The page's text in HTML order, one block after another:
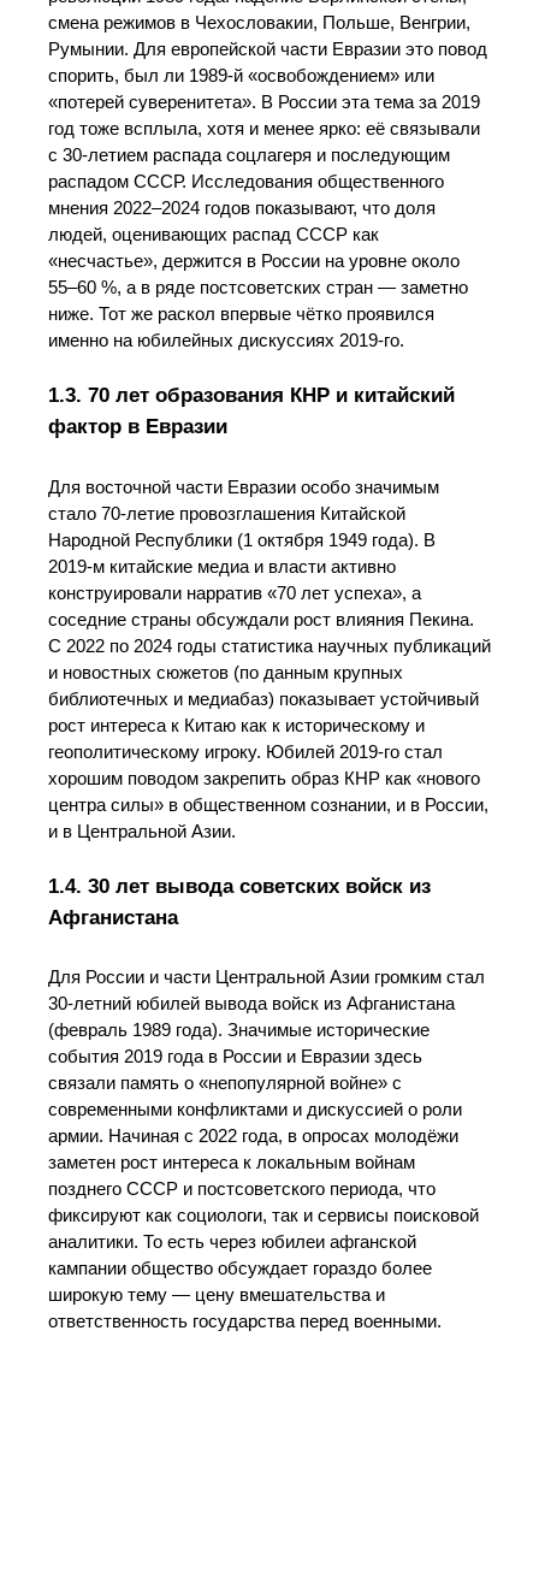
смена режимов в Чехословакии, Польше, Венгрии,
Румынии. Для европейской части Евразии это повод
спорить, был ли 1989‑й «освобождением» или
«потерей суверенитета». В России эта тема за 2019
год тоже всплыла, хотя и менее ярко: её связывали
с 30‑летием распада соцлагеря и последующим
распадом СССР. Исследования общественного
мнения 2022–2024 годов показывают, что доля
людей, оценивающих распад СССР как
«несчастье», держится в России на уровне около
55–60 %, а в ряде постсоветских стран — заметно
ниже. Тот же раскол впервые чётко проявился
именно на юбилейных дискуссиях 2019‑го.
1.3. 70 лет образования КНР и китайский
фактор в Евразии
Для восточной части Евразии особо значимым
стало 70‑летие провозглашения Китайской
Народной Республики (1 октября 1949 года). В
2019‑м китайские медиа и власти активно
конструировали нарратив «70 лет успеха», а
соседние страны обсуждали рост влияния Пекина.
С 2022 по 2024 годы статистика научных публикаций
и новостных сюжетов (по данным крупных
библиотечных и медиабаз) показывает устойчивый
рост интереса к Китаю как к историческому и
геополитическому игроку. Юбилей 2019‑го стал
хорошим поводом закрепить образ КНР как «нового
центра силы» в общественном сознании, и в России,
и в Центральной Азии.
1.4. 30 лет вывода советских войск из
Афганистана
Для России и части Центральной Азии громким стал
30‑летний юбилей вывода войск из Афганистана
(февраль 1989 года). Значимые исторические
события 2019 года в России и Евразии здесь
связали память о «непопулярной войне» с
современными конфликтами и дискуссией о роли
армии. Начиная с 2022 года, в опросах молодёжи
заметен рост интереса к локальным войнам
позднего СССР и постсоветского периода, что
фиксируют как социологи, так и сервисы поисковой
аналитики. То есть через юбилеи афганской
кампании общество обсуждает гораздо более
широкую тему — цену вмешательства и
ответственность государства перед военными.